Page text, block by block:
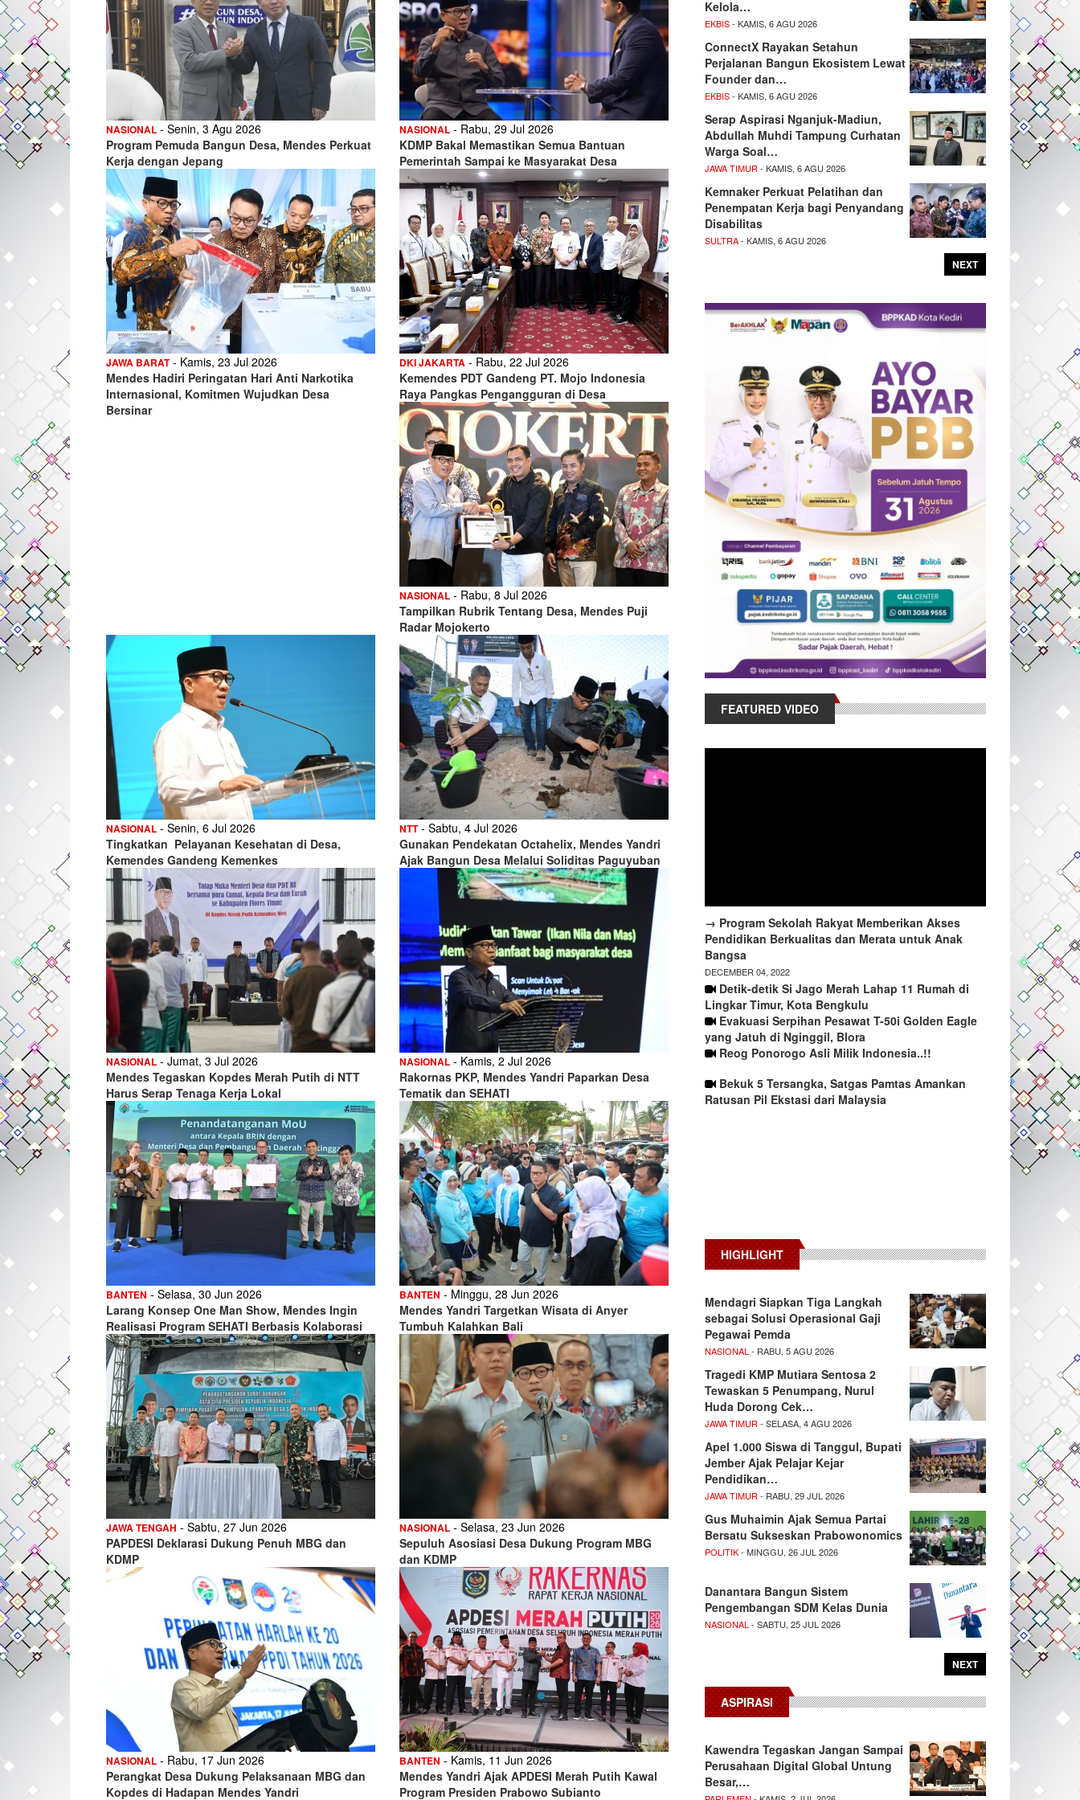
NASIONAL - Senin, 3 Agu 2026
Program Pemuda Bangun Desa, Mendes Perkuat
Kerja dengan Jepang
NASIONAL - Rabu, 29 Jul 2026
KDMP Bakal Memastikan Semua Bantuan
Pemerintah Sampai ke Masyarakat Desa
JAWA BARAT- Kamis, 23 Jul 2026
Mendes Hadiri Peringatan Hari Anti Narkotika
Internasional, Komitmen Wujudkan Desa
Bersinar
DKI JAKARTA - Rabu, 22 Jul 2026
Kemendes PDT Gandeng PT. Mojo Indonesia
Raya Pangkas Pengangguran di Desa
NASIONAL - Rabu, 8 Jul 2026
Tampilkan Rubrik Tentang Desa, Mendes Puji
Radar Mojokerto
NASIONAL - Senin, 6 Jul 2026
Tingkatkan Pelayanan Kesehatan di Desa,
Kemendes Gandeng Kemenkes
NTT- Sabtu, 4 Jul 2026
Gunakan Pendekatan Octahelix, Mendes Yandri
Ajak Bangun Desa Melalui Soliditas Paguyuban
NASIONAL - Jumat, 3 Jul 2026
Mendes Tegaskan Kopdes Merah Putih di NTT
Harus Serap Tenaga Kerja Lokal
NASIONAL - Kamis, 2 Jul 2026
Rakornas PKP, Mendes Yandri Paparkan Desa
Tematik dan SEHATI
BANTEN - Selasa, 30 Jun 2026
Larang Konsep One Man Show, Mendes Ingin
Realisasi Program SEHATI Berbasis Kolaborasi
BANTEN - Minggu, 28 Jun 2026
Mendes Yandri Targetkan Wisata di Anyer
Tumbuh Kalahkan Bali
JAWA TENGAH - Sabtu, 27 Jun 2026
PAPDESI Deklarasi Dukung Penuh MBG dan
KDMP
NASIONAL - Selasa, 23 Jun 2026
Sepuluh Asosiasi Desa Dukung Program MBG
dan KDMP
NASIONAL - Rabu, 17 Jun 2026
Perangkat Desa Dukung Pelaksanaan MBG dan
Kopdes di Hadapan Mendes Yandri
BANTEN - Kamis, 11 Jun 2026
Mendes Yandri Ajak APDESI Merah Putih Kawal
Program Presiden Prabowo Subianto
Kelola…
EKBIS- KAMIS, 6 AGU 2026
ConnectX Rayakan Setahun
Perjalanan Bangun Ekosistem Lewat
Founder dan…
EKBIS- KAMIS, 6 AGU 2026
Serap Aspirasi Nganjuk-Madiun,
Abdullah Muhdi Tampung Curhatan
Warga Soal…
JAWA TIMUR - KAMIS, 6 AGU 2026
Kemnaker Perkuat Pelatihan dan
Penempatan Kerja bagi Penyandang
Disabilitas
SULTRA- KAMIS, 6 AGU 2026
NEXT
FEATURED VIDEO
→ Program Sekolah Rakyat Memberikan Akses
Pendidikan Berkualitas dan Merata untuk Anak
Bangsa
DECEMBER 04, 2022
Detik-detik Si Jago Merah Lahap 11 Rumah di
Lingkar Timur, Kota Bengkulu
Evakuasi Serpihan Pesawat T-50i Golden Eagle
yang Jatuh di Nginggil, Blora
Reog Ponorogo Asli Milik Indonesia..!!
Bekuk 5 Tersangka, Satgas Pamtas Amankan
Ratusan Pil Ekstasi dari Malaysia
HIGHLIGHT
Mendagri Siapkan Tiga Langkah
sebagai Solusi Operasional Gaji
Pegawai Pemda
NASIONAL - RABU, 5 AGU 2026
Tragedi KMP Mutiara Sentosa 2
Tewaskan 5 Penumpang, Nurul
Huda Dorong Cek…
JAWA TIMUR - SELASA, 4 AGU 2026
Apel 1.000 Siswa di Tanggul, Bupati
Jember Ajak Pelajar Kejar
Pendidikan…
JAWA TIMUR - RABU, 29 JUL 2026
Gus Muhaimin Ajak Semua Partai
Bersatu Sukseskan Prabowonomics
POLITIK- MINGGU, 26 JUL 2026
Danantara Bangun Sistem
Pengembangan SDM Kelas Dunia
NASIONAL - SABTU, 25 JUL 2026
NEXT
ASPIRASI
Kawendra Tegaskan Jangan Sampai
Perusahaan Digital Global Untung
Besar,…